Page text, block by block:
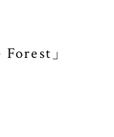
」